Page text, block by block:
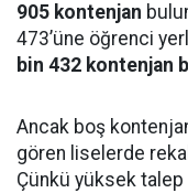
905 kontenjan
473’üne öğrenci
bin 432 kontenjan
Ancak boş
gören liselerde
Çünkü yüksek